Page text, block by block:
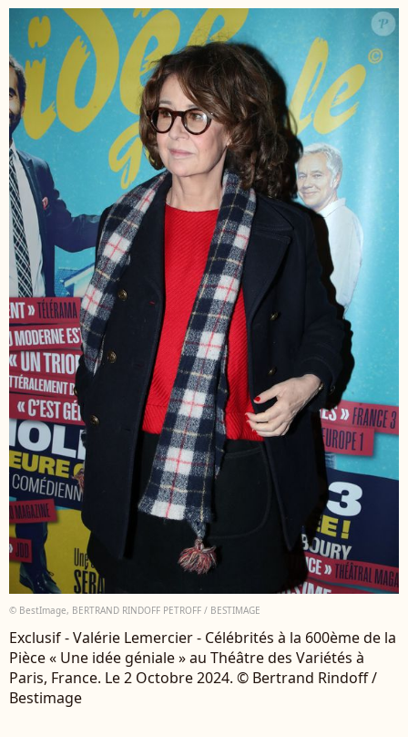
© BestImage, BERTRAND RINDOFF PETROFF / BESTIMAGE
Exclusif - Valérie Lemercier - Célébrités à la 600ème de la
Pièce « Une idée géniale » au Théâtre des Variétés à
Paris, France. Le 2 Octobre 2024. © Bertrand Rindoff /
Bestimage